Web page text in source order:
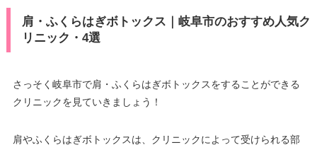
肩・ふくらはぎボトックス｜岐阜市のおすすめ人気ク
リニック・4選
さっそく岐阜市で肩・ふくらはぎボトックスをすることができる
クリニックを見ていきましょう！
肩やふくらはぎボトックスは、クリニックによって受けられる部